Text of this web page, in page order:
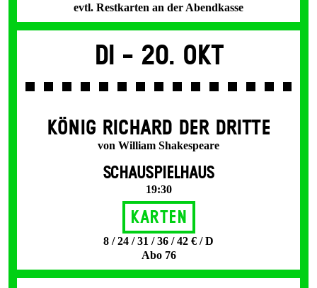
evtl. Restkarten an der Abendkasse
Di - 20. Okt
KÖNIG RICHARD DER DRITTE
von William Shakespeare
SCHAUSPIELHAUS
19:30
Karten
8 / 24 / 31 / 36 / 42 € / D
Abo 76